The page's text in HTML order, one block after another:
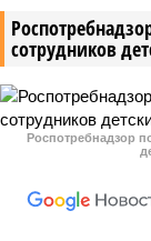
сотрудников
Роспотребнадзор